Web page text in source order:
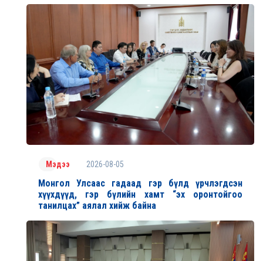
Мэдээ 2026-08-05
Монгол Улсаас гадаад гэр бүлд үрчлэгдсэн
хүүхдүүд, гэр бүлийн хамт “эх оронтойгоо
танилцах” аялал хийж байна